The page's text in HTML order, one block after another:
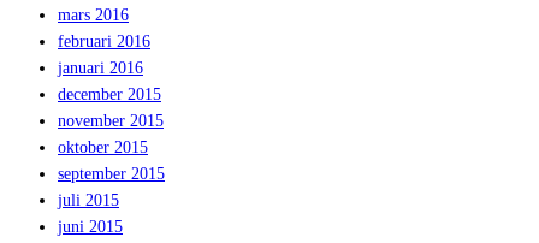
mars 2016
februari 2016
januari 2016
december 2015
november 2015
oktober 2015
september 2015
juli 2015
juni 2015